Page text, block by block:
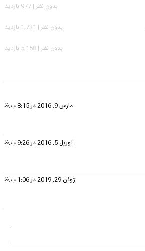
بدون نظر | 977 بازدید
بدون نظر | 1,731 بازدید
بدون نظر | 5,158 بازدید
مارس 9, 2016 در 8:15 ب.ظ
آوریل 5, 2016 در 9:26 ب.ظ
ژوئن 29, 2019 در 1:06 ب.ظ